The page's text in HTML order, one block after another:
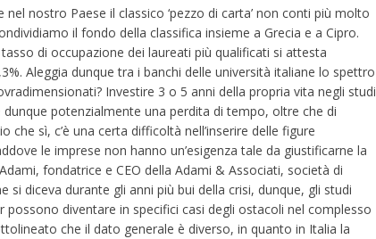
nostro Paese il classico ‘pezzo di carta’ non conti più molto
il fondo della classifica insieme a Grecia e a Cipro.
di occupazione dei laureati più qualificati si attesta
Aleggia dunque tra i banchi delle università italiane lo spettro
Investire 3 o 5 anni della propria vita negli studi
potenzialmente una perdita di tempo, oltre che di
che sì, c’è una certa difficoltà nell’inserire delle figure
le imprese non hanno un’esigenza tale da giustificarne la
fondatrice e CEO della Adami & Associati, società di
si diceva durante gli anni più bui della crisi, dunque, gli studi
possono diventare in specifici casi degli ostacoli nel complesso
che il dato generale è diverso, in quanto in Italia la